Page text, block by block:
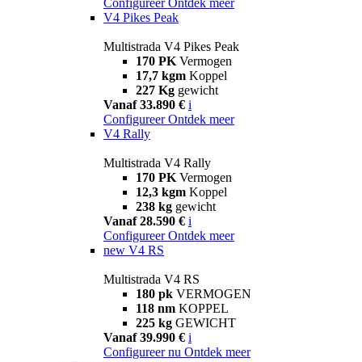
V4 Pikes Peak
Multistrada V4 Pikes Peak
170 PK Vermogen
17,7 kgm Koppel
227 Kg gewicht
Vanaf 33.890 € i
Configureer Ontdek meer
V4 Rally
Multistrada V4 Rally
170 PK Vermogen
12,3 kgm Koppel
238 kg gewicht
Vanaf 28.590 € i
Configureer Ontdek meer
new V4 RS
Multistrada V4 RS
180 pk VERMOGEN
118 nm KOPPEL
225 kg GEWICHT
Vanaf 39.990 € i
Configureer nu Ontdek meer